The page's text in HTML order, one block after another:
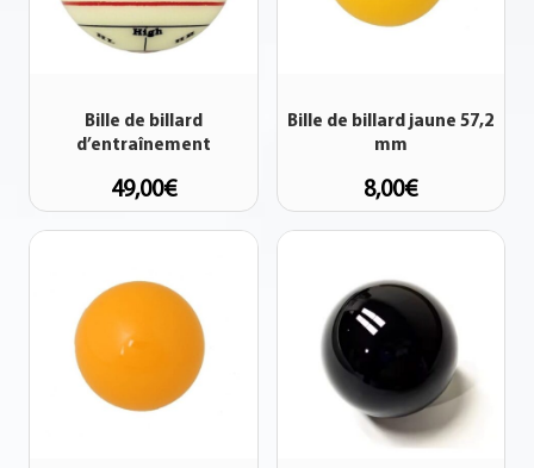
Bille de billard
d’entraînement
49,00€
Bille de billard jaune 57,2
mm
8,00€